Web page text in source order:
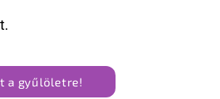
a gyűlöletre!